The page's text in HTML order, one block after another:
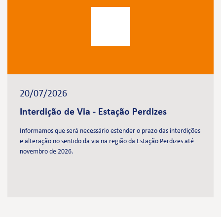
20/07/2026
Interdição de Via - Estação Perdizes
Informamos que será necessário estender o prazo das interdições
e alteração no sentido da via na região da Estação Perdizes até
novembro de 2026.